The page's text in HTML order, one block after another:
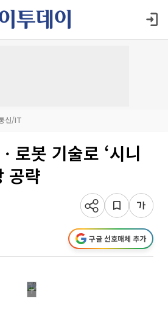
신/IT
로봇 기술로 ‘시니
공략
구글 선호매체 추가